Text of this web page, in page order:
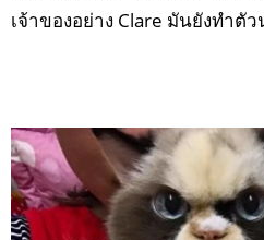
เจ้าของอย่าง Clare มันยังทำตั